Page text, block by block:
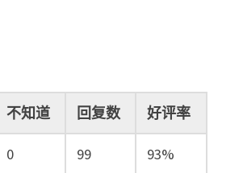
不知道 回复数 好评率
0 99 93%